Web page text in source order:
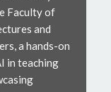
Faculty of
and
a hands-on
in teaching